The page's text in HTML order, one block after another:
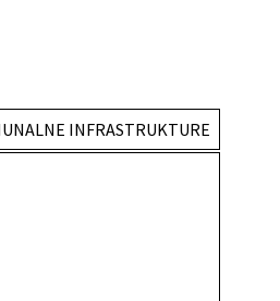
INFRASTRUKTURE